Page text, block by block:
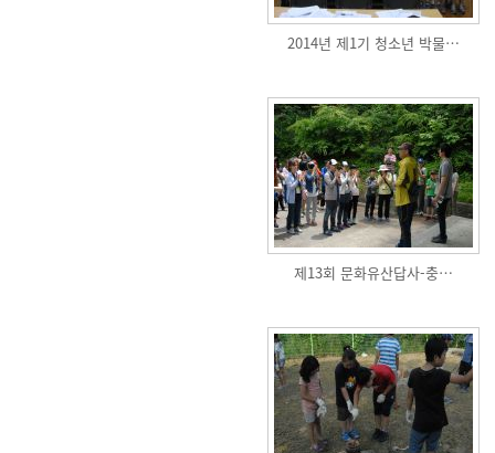
2014년 제1기 청소년 박물…
제13회 문화유산답사-충…